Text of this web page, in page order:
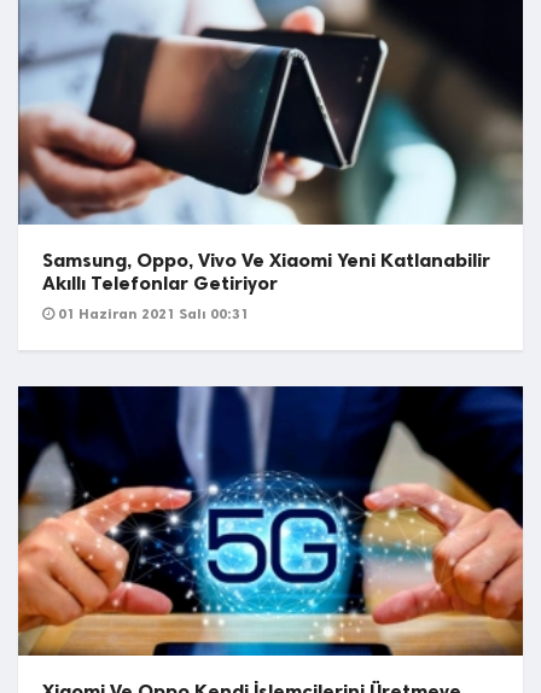
Samsung, Oppo, Vivo Ve Xiaomi Yeni Katlanabilir
Akıllı Telefonlar Getiriyor
01 Haziran 2021 Salı 00:31